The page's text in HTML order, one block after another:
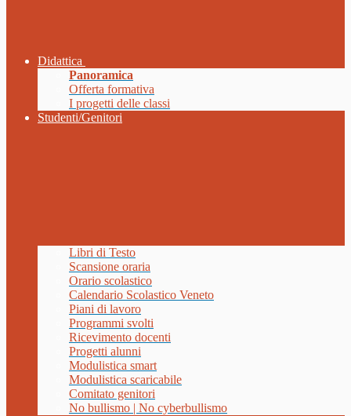
Didattica
Panoramica
Offerta formativa
I progetti delle classi
Studenti/Genitori
Libri di Testo
Scansione oraria
Orario scolastico
Calendario Scolastico Veneto
Piani di lavoro
Programmi svolti
Ricevimento docenti
Progetti alunni
Modulistica smart
Modulistica scaricabile
Comitato genitori
No bullismo | No cyberbullismo